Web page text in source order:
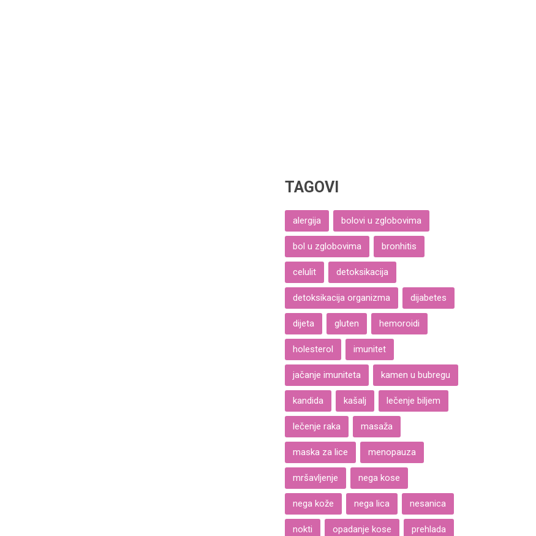
TAGOVI
alergija bolovi u zglobovima
bol u zglobovima bronhitis
celulit detoksikacija
detoksikacija organizma dijabetes
dijeta gluten hemoroidi
holesterol imunitet
jačanje imuniteta kamen u bubregu
kandida kašalj lečenje biljem
lečenje raka masaža
maska za lice menopauza
mršavljenje nega kose
nega kože nega lica nesanica
nokti opadanje kose prehlada